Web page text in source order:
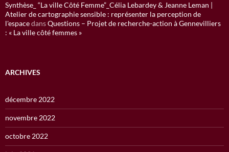
Synthèse_ “La ville Côté Femme”_Célia Lebardey & Jeanne Leman |
Atelier de cartographie sensible : représenter la perception de
l'espacedansQuestions – Projet de recherche-action à Gennevilliers
: « La ville côté femmes »
ARCHIVES
décembre 2022
novembre 2022
octobre 2022